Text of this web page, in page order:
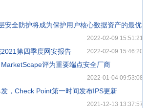
安全防护将成为保护用户核心数据资产的最优
2022-02-09 15:51:21
第四季度网安报告 2022-02-09 15:46:20
评为重要端点安全厂商
2022-01-04 09:53:08
，Check Point第一时间发布IPS更新
2021-12-13 13:37:57